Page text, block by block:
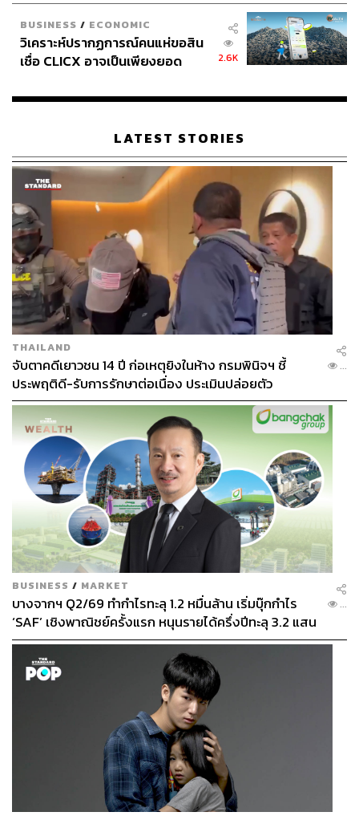
All Cats All Bats
ชื่อใหม่แต่ไม่ใช่ใครที่ไหน All Cats All Bats คือไวน์บาร์ที่ (มี
เบียร์ด้วย) เสิร์ฟอาหารเม็กซิกัน จากทีมงาน Ku Bar ซึ่งหาก
คุณคุ้นเคยกับการเลือกไวน์ของ Ku Bar จะทราบว่าที่นี่เน้นเน
เชอรัลไวน์เป็นหลัก และจากการเสิร์ฟในค็อกเทลบาร์ในยุค
แรก เรื่องของไวน์ถูกแยกออกมากลายเป็น Kang Kao บริเวณ
ชั้น 2 ของตึก และต่อเนื่องกลายมาเป็นโปรเจกต์ล่าสุดอย่าง
All Cats All Bats ที่เพิ่งเปิดให้บริการเดือนพฤศจิกายน 2564
ด้วยความที่พื้นที่ค่อนข้างเล็ก เราแนะนำให้จองไปก่อนจะดี
ที่สุด
ดูรายละเอียดเพิ่มเติมได้ที่
https://instagram.com/all.cats.all.
bats?utm_medium=copy_link
Wine Galentine’s Day
BUSINESS / ECONOMIC
วิเคราะห์ปรากฏการณ์คนแห่ขอสิน
เชื่อ CLICX อาจเป็นเพียงยอด
เรือนไทยที่ถูกซุกไว้
2.6K
LATEST STORIES
THAILAND
จับตาคดีเยาวชน 14 ปี ก่อเหตุยิงในห้าง กรมพินิจฯ ชี้
ประพฤติดี-รับการรักษาต่อเนื่อง ประเมินปล่อยตัว
...
BUSINESS / MARKET
บางจากฯ Q2/69 ทำกำไรทะลุ 1.2 หมื่นล้าน เริ่มบุ๊กกำไร
‘SAF’ เชิงพาณิชย์ครั้งแรก หนุนรายได้ครึ่งปีทะลุ 3.2 แสน
ล้าน
...